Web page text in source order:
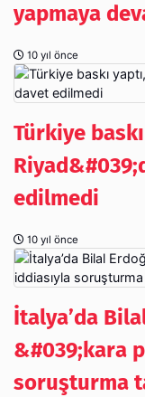
yapmaya
10 yıl önce
Türkiye
edilmedi
10 yıl önce
İtalya’da
&#039;kara
soruşturma